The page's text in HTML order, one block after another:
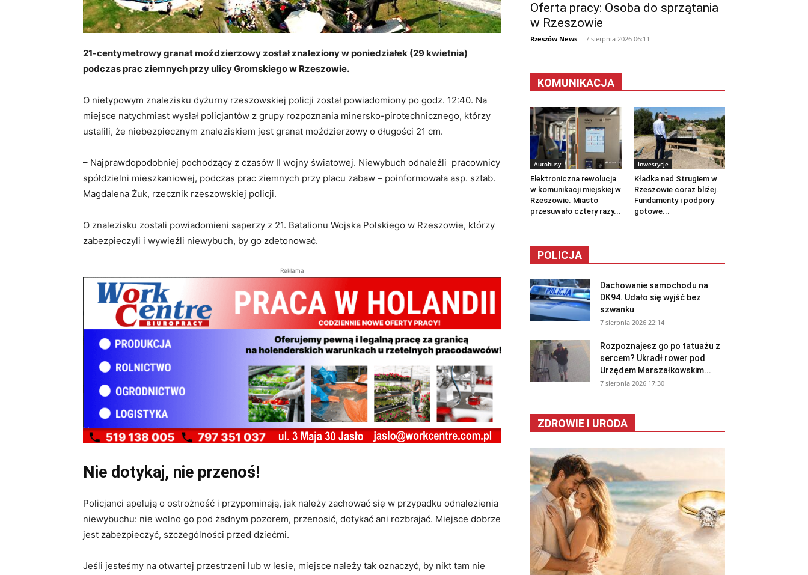
21-centymetrowy granat moździerzowy został znaleziony w poniedziałek (29 kwietnia)
podczas prac ziemnych przy ulicy Gromskiego w Rzeszowie.
O nietypowym znalezisku dyżurny rzeszowskiej policji został powiadomiony po godz. 12:40. Na
miejsce natychmiast wysłał policjantów z grupy rozpoznania minersko-pirotechnicznego, którzy
ustalili, że niebezpiecznym znaleziskiem jest granat moździerzowy o długości 21 cm.
– Najprawdopodobniej pochodzący z czasów II wojny światowej. Niewybuch odnaleźli pracownicy
spółdzielni mieszkaniowej, podczas prac ziemnych przy placu zabaw – poinformowała asp. sztab.
Magdalena Żuk, rzecznik rzeszowskiej policji.
O znalezisku zostali powiadomieni saperzy z 21. Batalionu Wojska Polskiego w Rzeszowie, którzy
zabezpieczyli i wywieźli niewybuch, by go zdetonować.
Reklama
Nie dotykaj, nie przenoś!
Policjanci apelują o ostrożność i przypominają, jak należy zachować się w przypadku odnalezienia
niewybuchu: nie wolno go pod żadnym pozorem, przenosić, dotykać ani rozbrajać. Miejsce dobrze
jest zabezpieczyć, szczególności przed dziećmi.
Jeśli jesteśmy na otwartej przestrzeni lub w lesie, miejsce należy tak oznaczyć, by nikt tam nie
Oferta pracy: Osoba do sprzątania
w Rzeszowie
Rzeszów News - 7 sierpnia 2026 06:11
KOMUNIKACJA
Autobusy
Elektroniczna rewolucja
w komunikacji miejskiej w
Rzeszowie. Miasto
przesuwało cztery razy...
Inwestycje
Kładka nad Strugiem w
Rzeszowie coraz bliżej.
Fundamenty i podpory
gotowe...
POLICJA
Dachowanie samochodu na
DK94. Udało się wyjść bez
szwanku
7 sierpnia 2026 22:14
Rozpoznajesz go po tatuażu z
sercem? Ukradł rower pod
Urzędem Marszałkowskim...
7 sierpnia 2026 17:30
ZDROWIE I URODA